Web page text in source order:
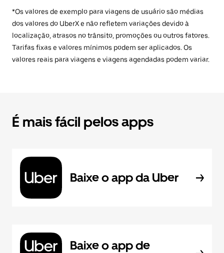
*Os valores de exemplo para viagens de usuário são médias
dos valores do UberX e não refletem variações devido à
localização, atrasos no trânsito, promoções ou outros fatores.
Tarifas fixas e valores mínimos podem ser aplicados. Os
valores reais para viagens e viagens agendadas podem variar.
É mais fácil pelos apps
Baixe o app da Uber
Baixe o app de